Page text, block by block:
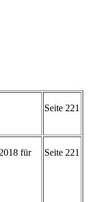
Seite 221
für
Seite 221